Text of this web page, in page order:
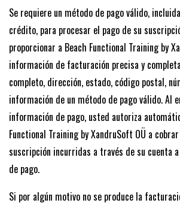
Se requiere un método de pago válido,
crédito, para procesar el pago de su
proporcionar a Beach Functional Training by
información de facturación precisa y
completo, dirección, estado, código postal,
información de un método de pago válido. Al
información de pago, usted autoriza
Functional Training by XandruSoft OÜ a
suscripción incurridas a través de su cuenta
de pago.
Si por algún motivo no se produce la